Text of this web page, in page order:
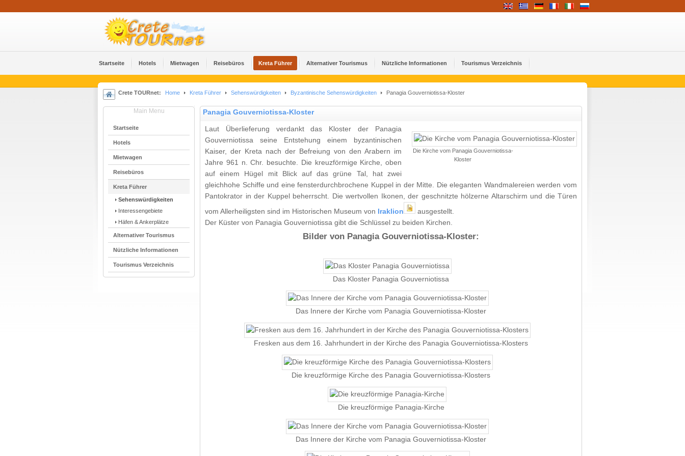
Startseite Hotels Mietwagen Reisebüros Kreta Führer Alternativer Tourismus Nützliche Informationen Tourismus Verzeichnis
Crete TOURnet: Home Kreta Führer Sehenswürdigkeiten Byzantinische Sehenswürdigkeiten Panagia Gouverniotissa-Kloster
Main Menu
Startseite
Hotels
Mietwagen
Reisebüros
Kreta Führer
Sehenswürdigkeiten
Interessengebiete
Häfen & Ankerplätze
Alternativer Tourismus
Nützliche Informationen
Tourismus Verzeichnis
Panagia Gouverniotissa-Kloster
Die Kirche vom Panagia Gouverniotissa-
Kloster
Laut Überlieferung verdankt das Kloster der Panagia
Gouverniotissa seine Entstehung einem byzantinischen
Kaiser, der Kreta nach der Befreiung von den Arabern im
Jahre 961 n. Chr. besuchte. Die kreuzförmige Kirche, oben
auf einem Hügel mit Blick auf das grüne Tal, hat zwei
gleichhohe Schiffe und eine fensterdurchbrochene Kuppel in der Mitte. Die eleganten Wandmalereien werden vom
Pantokrator in der Kuppel beherrscht. Die wertvollen Ikonen, der geschnitzte hölzerne Altarschirm und die Türen
vom Allerheiligsten sind im Historischen Museum von
Iraklion
ausgestellt.
Der Küster von Panagia Gouverniotissa gibt die Schlüssel zu beiden Kirchen.
Bilder von Panagia Gouverniotissa-Kloster:
Das Kloster Panagia Gouverniotissa
Das Innere der Kirche vom Panagia Gouverniotissa-Kloster
Fresken aus dem 16. Jahrhundert in der Kirche des Panagia Gouverniotissa-Klosters
Die kreuzförmige Kirche des Panagia Gouverniotissa-Klosters
Die kreuzförmige Panagia-Kirche
Das Innere der Kirche vom Panagia Gouverniotissa-Kloster